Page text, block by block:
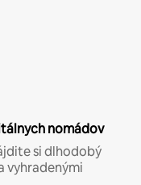
nomádov
si dlhodobý
vyhradenými